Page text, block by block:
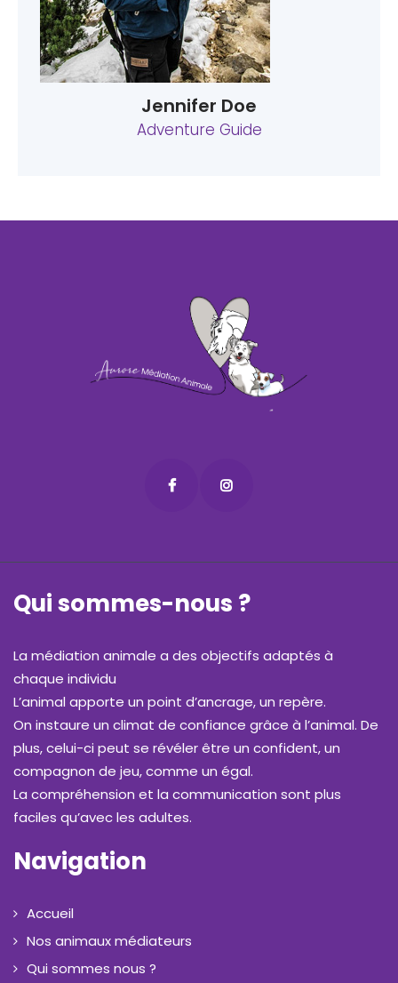
Jennifer Doe
Adventure Guide
Qui sommes-nous ?
La médiation animale a des objectifs adaptés à
chaque individu
L’animal apporte un point d’ancrage, un repère.
On instaure un climat de confiance grâce à l’animal. De
plus, celui-ci peut se révéler être un confident, un
compagnon de jeu, comme un égal.
La compréhension et la communication sont plus
faciles qu’avec les adultes.
Navigation
Accueil
Nos animaux médiateurs
Qui sommes nous ?